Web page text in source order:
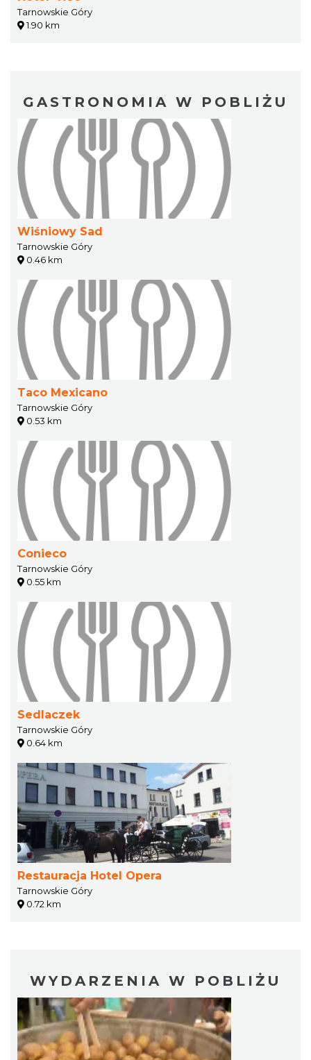
Tarnowskie Góry
1.90 km
GASTRONOMIA W POBLIŻU
Wiśniowy Sad
Tarnowskie Góry
0.46 km
Taco Mexicano
Tarnowskie Góry
0.53 km
Conieco
Tarnowskie Góry
0.55 km
Sedlaczek
Tarnowskie Góry
0.64 km
Restauracja Hotel Opera
Tarnowskie Góry
0.72 km
WYDARZENIA W POBLIŻU